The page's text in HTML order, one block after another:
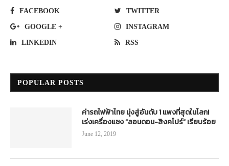
FACEBOOK TWITTER
GOOGLE + INSTAGRAM
LINKEDIN RSS
POPULAR POSTS
ค่ารถไฟฟ้าไทย มุ่งสู่อันดับ 1 แพงที่สุดในโลก!
เร่งเครื่องแซง “ลอนดอน-สิงคโปร์” เรียบร้อย
June 12, 2019